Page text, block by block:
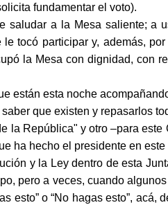
fundamentar el voto).
saludar a la Mesa saliente; a
tocó participar y, además, por
la Mesa con dignidad, con
están esta noche
que existen y repasarlos
la República" y otro ‒para este
ha hecho el presidente en este
y la Ley dentro de esta
pero a veces, cuando
esto” o “No hagas esto”, acá,